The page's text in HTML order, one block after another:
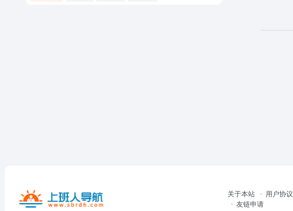
关于本站 用户协议
友链申请